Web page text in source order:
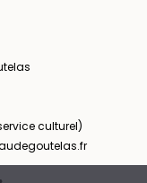
culturel)